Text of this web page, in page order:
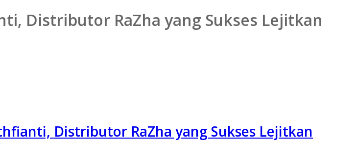
Distributor RaZha yang Sukses Lejitkan
Distributor RaZha yang Sukses Lejitkan